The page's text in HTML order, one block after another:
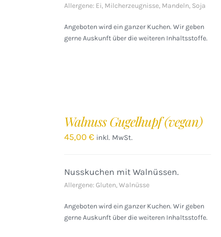
Allergene: Ei, Milcherzeugnisse, Mandeln, Soja
Angeboten wird ein ganzer Kuchen. Wir geben
gerne Auskunft über die weiteren Inhaltsstoffe.
Walnuss Gugelhupf (vegan)
45,00€ inkl. MwSt.
Nusskuchen mit Walnüssen.
Allergene: Gluten, Walnüsse
Angeboten wird ein ganzer Kuchen. Wir geben
gerne Auskunft über die weiteren Inhaltsstoffe.